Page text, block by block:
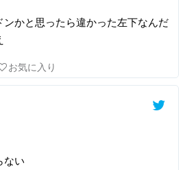
ンかと思ったら違かった左下なんだ
お気に入り
ない